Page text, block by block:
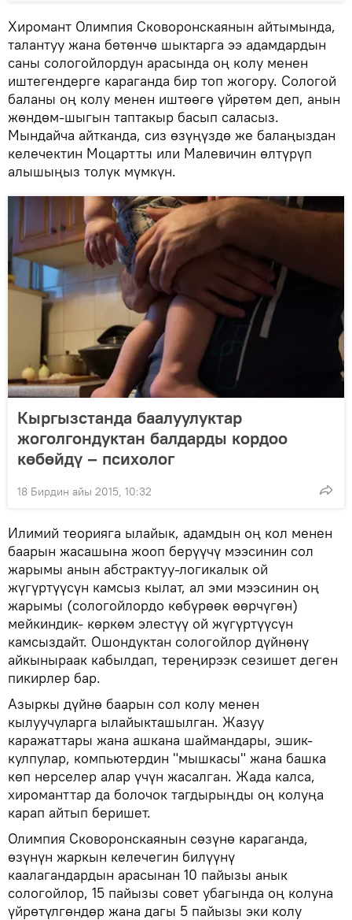
Хиромант Олимпия Сковоронскаянын айтымында,
талантуу жана бөтөнчө шыктарга ээ адамдардын
саны сологойлордун арасында оң колу менен
иштегендерге караганда бир топ жогору. Сологой
баланы оң колу менен иштөөгө үйрөтөм деп, анын
жөндөм-шыгын таптакыр басып саласыз.
Мындайча айтканда, сиз өзүңүздө же балаңыздан
келечектин Моцартты или Малевичин өлтүрүп
алышыңыз толук мүмкүн.
Кыргызстанда баалуулуктар
жоголгондуктан балдарды кордоо
көбөйдү – психолог
18 Бирдин айы 2015, 10:32
Илимий теорияга ылайык, адамдын оң кол менен
баарын жасашына жооп берүүчү мээсинин сол
жарымы анын абстрактуу-логикалык ой
жүгүртүүсүн камсыз кылат, ал эми мээсинин оң
жарымы (сологойлордо көбүрөөк өөрчүгөн)
мейкиндик- көркөм элестүү ой жүгүртүүсүн
камсыздайт. Ошондуктан сологойлор дүйнөнү
айкыныраак кабылдап, тереңирээк сезишет деген
пикирлер бар.
Азыркы дүйнө баарын сол колу менен
кылуучуларга ылайыкташылган. Жазуу
каражаттары жана ашкана шаймандары, эшик-
кулпулар, компьютердин "мышкасы" жана башка
көп нерселер алар үчүн жасалган. Жада калса,
хироманттар да болочок тагдырыңды оң колуңа
карап айтып беришет.
Олимпия Сковоронскаянын сөзүнө караганда,
өзүнүн жаркын келечегин билүүнү
каалагандардын арасынан 10 пайызы анык
сологойлор, 15 пайызы совет убагында оң колуна
үйрөтүлгөндөр жана дагы 5 пайызы эки колу